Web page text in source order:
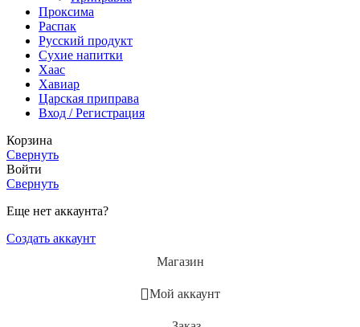
Проксима
Распак
Русский продукт
Сухие напитки
Хаас
Хавиар
Царская приправа
Вход / Регистрация
Корзина
Свернуть
Войти
Свернуть
Еще нет аккаунта?
Создать аккаунт
Магазин
Мой аккаунт